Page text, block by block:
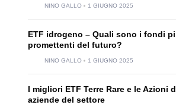
NINO GALLO 1 GIUGNO 2025
ETF idrogeno – Quali sono i fondi
promettenti del futuro?
NINO GALLO 1 GIUGNO 2025
I migliori ETF Terre Rare e le Azioni
aziende del settore